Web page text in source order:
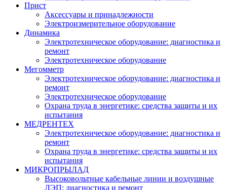
Прист
Аксессуары и принадлежности
Электроизмерительное оборудование
Динамика
Электротехническое оборудование: диагностика и
ремонт
Электротехническое оборудование
Мегомметр
Электротехническое оборудование: диагностика и
ремонт
Электротехническое оборудование
Охрана труда в энергетике: средства защиты и их
испытания
МЕДРЕНТЕХ
Электротехническое оборудование: диагностика и
ремонт
Охрана труда в энергетике: средства защиты и их
испытания
МИКРОПРЫЛАД
Высоковольтные кабельные линии и воздушные
ЛЭП: диагностика и ремонт